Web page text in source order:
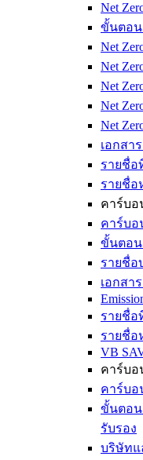
Net
ขั้นตอน
Net
Net
Net
Net
Net
เอกสา
รายชื่อ
รายชื่อ
คาร์บ
คาร์บ
ขั้นตอน
รายชื่อ
เอกสา
รายชื่อ
รายชื่อ
VB
คาร์บ
คาร์บ
ขั้นตอน
รับรอง
บริษัทแ